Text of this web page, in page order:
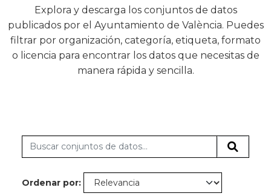
Explora y descarga los conjuntos de datos
publicados por el Ayuntamiento de València. Puedes
filtrar por organización, categoría, etiqueta, formato
o licencia para encontrar los datos que necesitas de
manera rápida y sencilla.
Ordenar por